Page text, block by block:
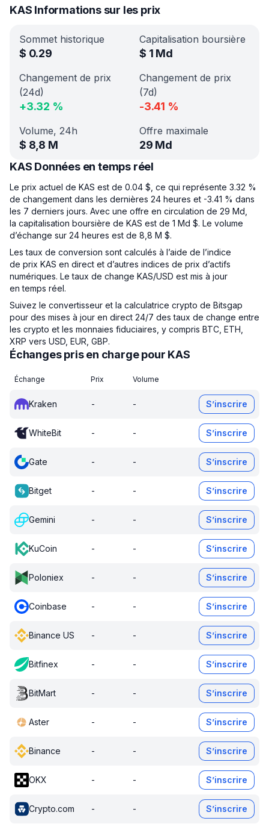
KAS Informations sur les prix
Sommet historique
$ 0.29
Capitalisation boursière
$ 1 Md
Changement de prix
(24d)
+3.32 %
Changement de prix
(7d)
-3.41 %
Volume, 24h
$ 8,8 M
Offre maximale
29 Md
KAS Données en temps réel
Le prix actuel de KAS est de 0.04 $, ce qui représente 3.32 %
de changement dans les dernières 24 heures et -3.41 % dans
les 7 derniers jours. Avec une offre en circulation de 29 Md,
la capitalisation boursière de KAS est de 1 Md $. Le volume
d’échange sur 24 heures est de 8,8 M $.
Les taux de conversion sont calculés à l’aide de l’indice
de prix KAS en direct et d’autres indices de prix d’actifs
numériques. Le taux de change KAS/USD est mis à jour
en temps réel.
Suivez le convertisseur et la calculatrice crypto de Bitsgap
pour des mises à jour en direct 24/7 des taux de change entre
les crypto et les monnaies fiduciaires, y compris BTC, ETH,
XRP vers USD, EUR, GBP.
Échanges pris en charge pour KAS
Échange Prix Volume
Kraken - - S’inscrire
WhiteBit - - S’inscrire
Gate - - S’inscrire
Bitget - - S’inscrire
Gemini - - S’inscrire
KuCoin - - S’inscrire
Poloniex - - S’inscrire
Coinbase - - S’inscrire
Binance US - - S’inscrire
Bitfinex - - S’inscrire
BitMart - - S’inscrire
Aster - - S’inscrire
Binance - - S’inscrire
OKX - - S’inscrire
Crypto.com - - S’inscrire